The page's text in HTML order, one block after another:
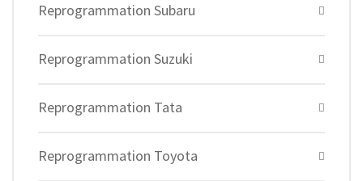
Reprogrammation Subaru
Reprogrammation Suzuki
Reprogrammation Tata
Reprogrammation Toyota